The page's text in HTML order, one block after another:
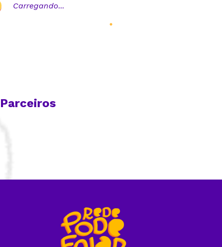
Carregando...
Parceiros